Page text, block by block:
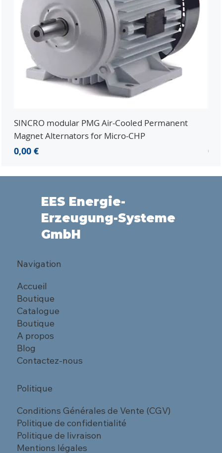
SINCRO modular PMG Air-Cooled Permanent
Magnet Alternators for Micro-CHP
Prix
0,00 €
EES Energie-
Erzeugung-Systeme
GmbH
Navigation
Accueil
Boutique
Catalogue
Boutique
A propos
Blog
Contactez-nous
Politique
Conditions Générales de Vente (CGV)
Politique de confidentialité
Politique de livraison
Mentions légales